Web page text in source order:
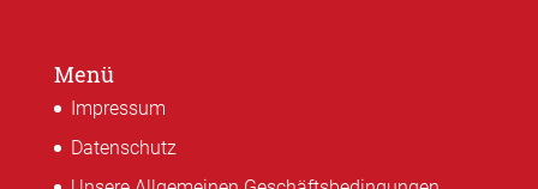
Menü
Impressum
Datenschutz